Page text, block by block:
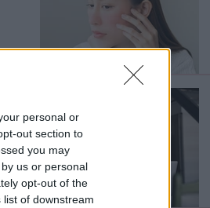
personal or
out section to
you may
us or personal
opt-out of the
of downstream